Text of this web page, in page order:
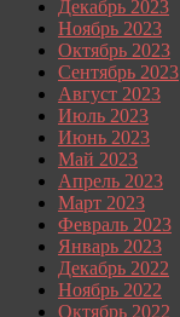
Декабрь 2023
Ноябрь 2023
Октябрь 2023
Сентябрь 2023
Август 2023
Июль 2023
Июнь 2023
Май 2023
Апрель 2023
Март 2023
Февраль 2023
Январь 2023
Декабрь 2022
Ноябрь 2022
Октябрь 2022